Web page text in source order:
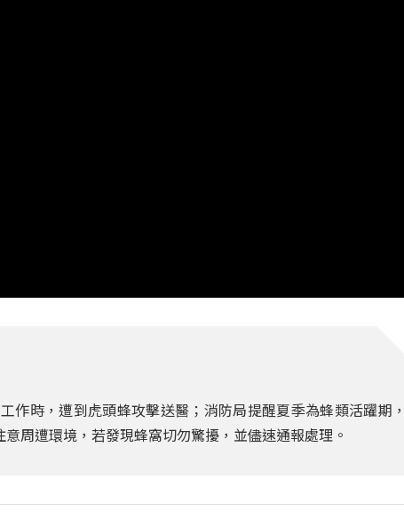
作時，遭到虎頭蜂攻擊送醫；消防局提醒夏季為蜂類活躍期，
周遭環境，若發現蜂窩切勿驚擾，並儘速通報處理。